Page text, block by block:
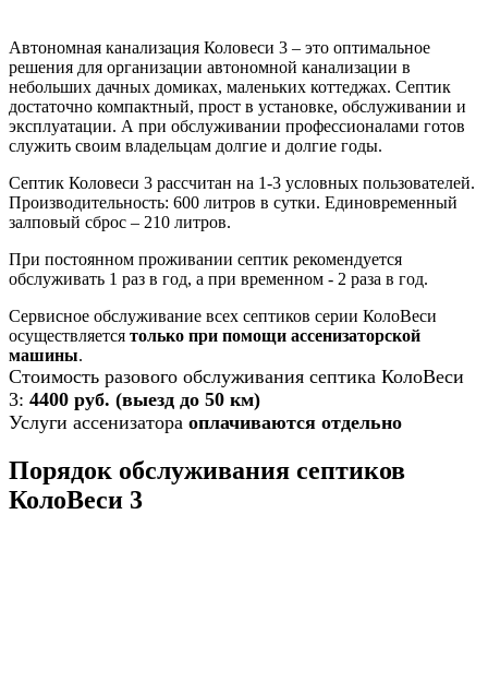
Автономная канализация Коловеси 3 – это оптимальное
решения для организации автономной канализации в
небольших дачных домиках, маленьких коттеджах. Септик
достаточно компактный, прост в установке, обслуживании и
эксплуатации. А при обслуживании профессионалами готов
служить своим владельцам долгие и долгие годы.
Септик Коловеси 3 рассчитан на 1-3 условных пользователей.
Производительность: 600 литров в сутки. Единовременный
залповый сброс – 210 литров.
При постоянном проживании септик рекомендуется
обслуживать 1 раз в год, а при временном - 2 раза в год.
Сервисное обслуживание всех септиков серии КолоВеси
осуществляется только при помощи ассенизаторской
машины.
Стоимость разового обслуживания септика КолоВеси
3: 4400 руб. (выезд до 50 км)
Услуги ассенизатора оплачиваются отдельно
Порядок обслуживания септиков
КолоВеси 3